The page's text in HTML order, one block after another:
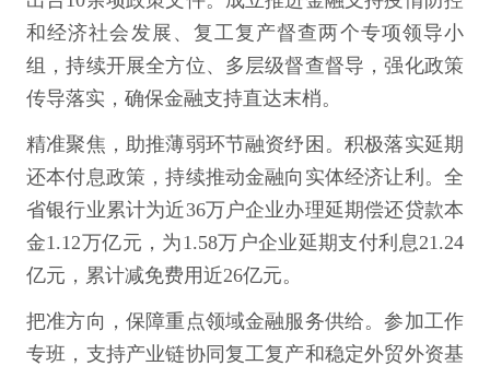
和经济社会发展、复工复产督查两个专项领导小
组，持续开展全方位、多层级督查督导，强化政策
传导落实，确保金融支持直达末梢。
精准聚焦，助推薄弱环节融资纾困。积极落实延期
还本付息政策，持续推动金融向实体经济让利。全
省银行业累计为近36万户企业办理延期偿还贷款本
金1.12万亿元，为1.58万户企业延期支付利息21.24
亿元，累计减免费用近26亿元。
把准方向，保障重点领域金融服务供给。参加工作
专班，支持产业链协同复工复产和稳定外贸外资基